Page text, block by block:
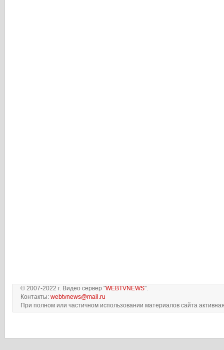
© 2007-2022 г. Видео сервер "WEBTVNEWS".
Контакты: webtvnews@mail.ru
При полном или частичном использовании материалов сайта